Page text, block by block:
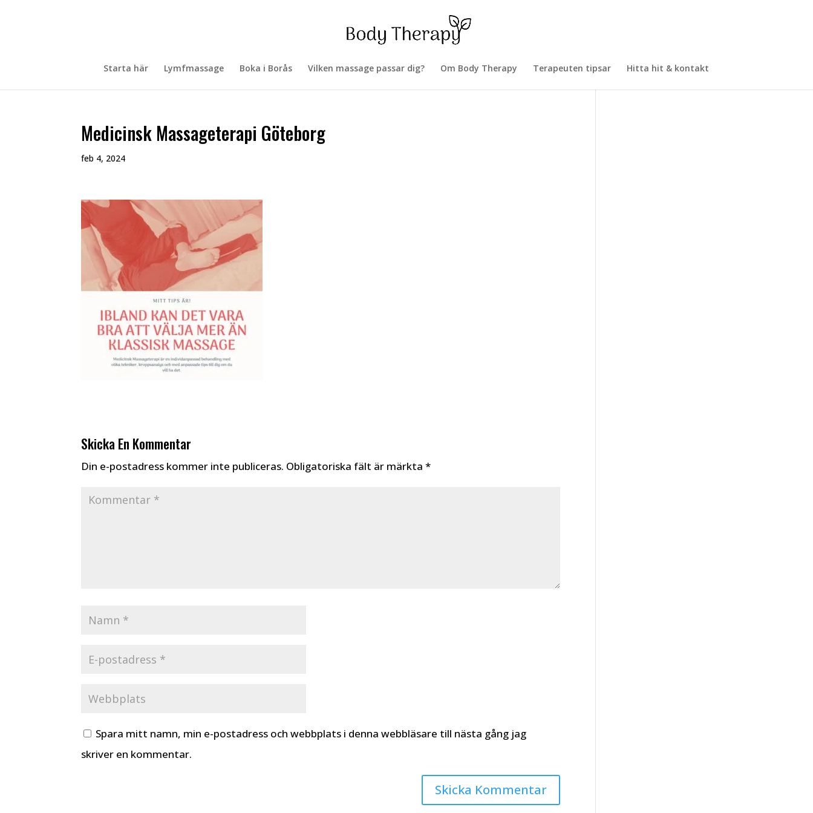
Starta här Lymfmassage Boka i Borås Vilken massage passar dig? Om Body Therapy Terapeuten tipsar Hitta hit & kontakt
Medicinsk Massageterapi Göteborg
feb 4, 2024
Skicka En Kommentar
Din e-postadress kommer inte publiceras. Obligatoriska fält är märkta*
Spara mitt namn, min e-postadress och webbplats i denna webbläsare till nästa gång jag
skriver en kommentar.